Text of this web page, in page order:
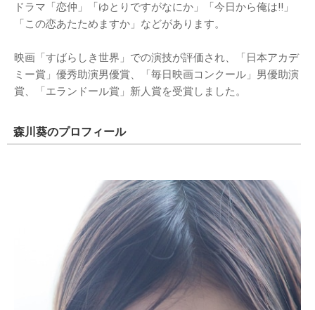
ドラマ「恋仲」「ゆとりですがなにか」「今日から俺は!!」
「この恋あたためますか」などがあります。
映画「すばらしき世界」での演技が評価され、「日本アカデ
ミー賞」優秀助演男優賞、「毎日映画コンクール」男優助演
賞、「エランドール賞」新人賞を受賞しました。
森川葵のプロフィール